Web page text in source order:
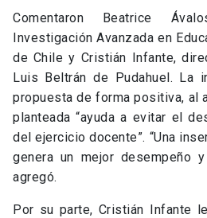
Comentaron Beatrice
Investigación Avanzada en
de Chile y Cristián Infante,
Luis Beltrán de Pudahuel. La
propuesta de forma positiva, al
planteada “ayuda a evitar el
del ejercicio docente”. “Una
genera un mejor desempeño
agregó.
Por su parte, Cristián Infante